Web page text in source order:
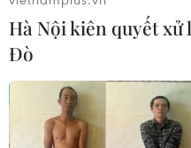
CƠ QUAN CHỦ QUẢN: THÔNG TẤN
Tổng Biên tập: TRẦN TIẾN
Hà Nội kiên quyết
Đò